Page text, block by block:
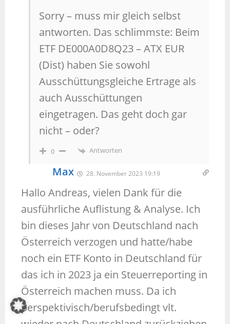
Sorry – muss mir gleich selbst
antworten. Das schlimmste: Beim
ETF DE000A0D8Q23 – ATX EUR
(Dist) haben Sie sowohl
Ausschüttungsgleiche Ertrage als
auch Ausschüttungen
eingetragen. Das geht doch gar
nicht – oder?
0 Antworten
Max 28. November 2023 19:19
Hallo Andreas, vielen Dank für die
ausführliche Auflistung & Analyse. Ich
bin dieses Jahr von Deutschland nach
Österreich verzogen und hatte/habe
noch ein ETF Konto in Deutschland für
das ich in 2023 ja ein Steuerreporting in
Österreich machen muss. Da ich
perspektivisch/berufsbedingt vlt.